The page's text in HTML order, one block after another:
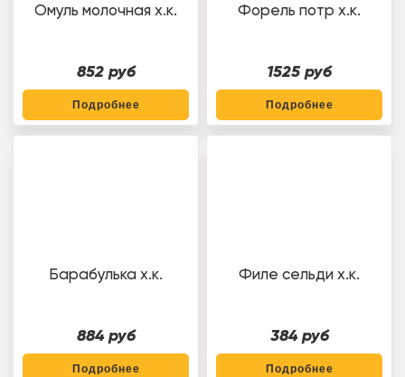
Омуль молочная х.к.
852 руб
Подробнее
Форель потр х.к.
1525 руб
Подробнее
Барабулька х.к.
884 руб
Подробнее
Филе сельди х.к.
384 руб
Подробнее